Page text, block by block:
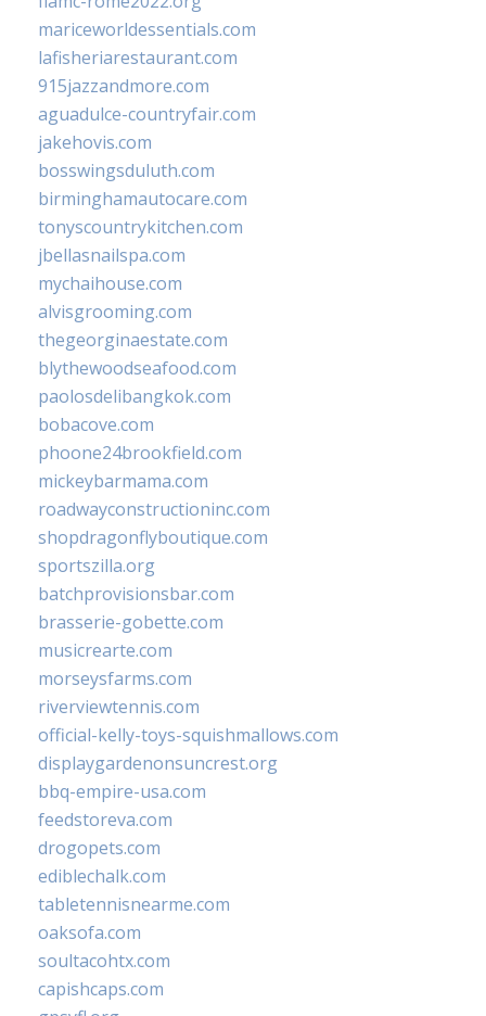
mariceworldessentials.com
lafisheriarestaurant.com
915jazzandmore.com
aguadulce-countryfair.com
jakehovis.com
bosswingsduluth.com
birminghamautocare.com
tonyscountrykitchen.com
jbellasnailspa.com
mychaihouse.com
alvisgrooming.com
thegeorginaestate.com
blythewoodseafood.com
paolosdelibangkok.com
bobacove.com
phoone24brookfield.com
mickeybarmama.com
roadwayconstructioninc.com
shopdragonflyboutique.com
sportszilla.org
batchprovisionsbar.com
brasserie-gobette.com
musicrearte.com
morseysfarms.com
riverviewtennis.com
official-kelly-toys-squishmallows.com
displaygardenonsuncrest.org
bbq-empire-usa.com
feedstoreva.com
drogopets.com
ediblechalk.com
tabletennisnearme.com
oaksofa.com
soultacohtx.com
capishcaps.com